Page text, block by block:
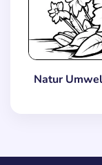
Natur